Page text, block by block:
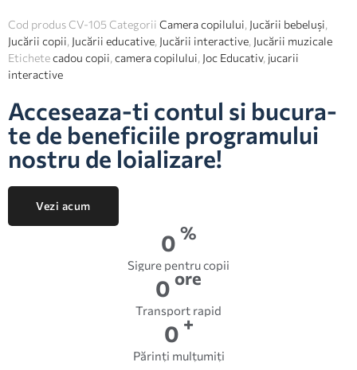
Cod produs CV-105 Categorii Camera copilului, Jucării bebeluși,
Jucării copii, Jucării educative, Jucării interactive, Jucării muzicale
Etichetecadou copii, camera copilului, Joc Educativ, jucarii
interactive
Acceseaza-ti contul si bucura-
te de beneficiile programului
nostru de loializare!
Vezi acum
0 %
Sigure pentru copii
0 ore
Transport rapid
0 +
Părinți mulțumiți